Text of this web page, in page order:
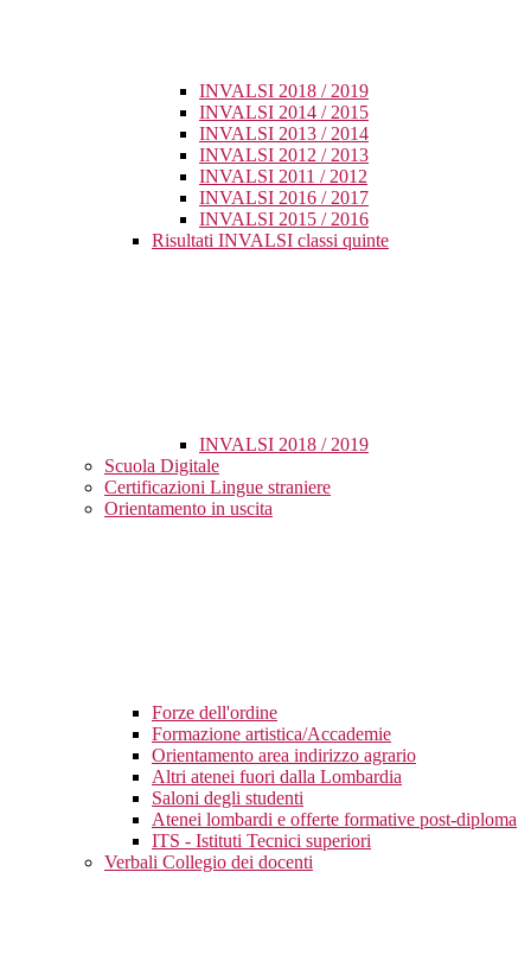
INVALSI 2018 / 2019
INVALSI 2014 / 2015
INVALSI 2013 / 2014
INVALSI 2012 / 2013
INVALSI 2011 / 2012
INVALSI 2016 / 2017
INVALSI 2015 / 2016
Risultati INVALSI classi quinte
INVALSI 2018 / 2019
Scuola Digitale
Certificazioni Lingue straniere
Orientamento in uscita
Forze dell'ordine
Formazione artistica/Accademie
Orientamento area indirizzo agrario
Altri atenei fuori dalla Lombardia
Saloni degli studenti
Atenei lombardi e offerte formative post-diploma
ITS - Istituti Tecnici superiori
Verbali Collegio dei docenti